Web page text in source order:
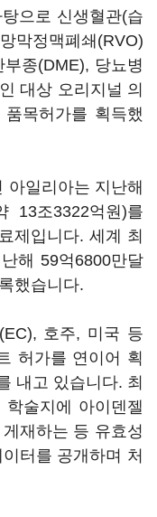
으로 신생혈관(습
막정맥폐쇄(RVO)
종(DME), 당뇨병
대상 오리지널 의
목허가를 획득했
아일리아는 지난해
13조3322억원)를
제입니다. 세계 최
해 59억6800만달
했습니다.
호주, 미국 등
허가를 연이어 획
내고 있습니다. 최
술지에 아이덴젤
재하는 등 유효성
터를 공개하며 처